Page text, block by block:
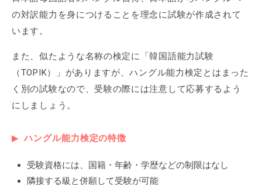
の対訳能力を身につけることを理念に試験が作成されて
います。
また、似たような名称の検定に「韓国語能力試験
（TOPIK）」がありますが、ハングル能力検定とはまった
く別の試験なので、受験の際には注意して応募するよう
にしましょう。
ハングル能力検定の特徴
受験資格には、国籍・年齢・学歴などの制限はなし
隣接する級と併願して受験が可能